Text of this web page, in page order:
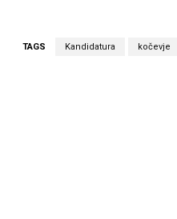
TAGS Kandidatura kočevje